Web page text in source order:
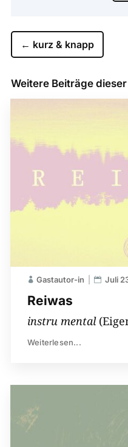
← kurz & knapp
Weitere Beiträge
Reiwas
Gastautor-in Juli
instru mental
Weiterlesen...